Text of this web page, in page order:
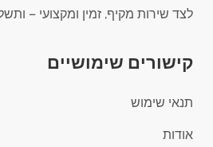
לצד שירות מקיף, זמין ומקצועי –
קישורים שימושיים
תנאי שימוש
אודות